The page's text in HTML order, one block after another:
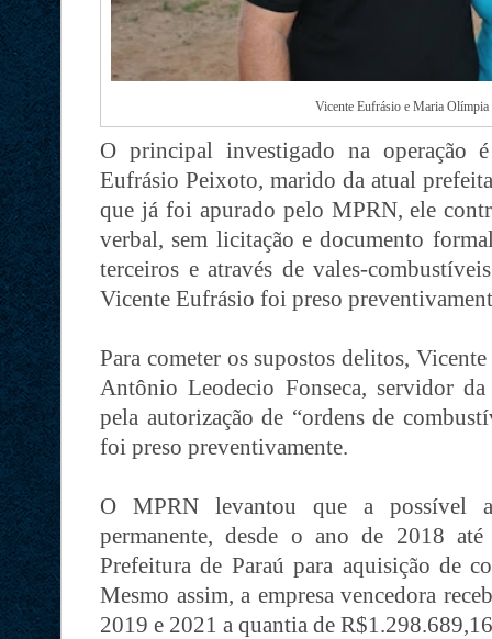
Vicente Eufrásio e Maria Olímpia
O principal investigado na operação
Eufrásio Peixoto, marido da atual
que já foi apurado pelo MPRN, ele
verbal, sem licitação e documento
terceiros e através de vales-
Vicente Eufrásio foi preso
Para cometer os supostos delitos,
Antônio Leodecio Fonseca, servidor
pela autorização de “ordens de
foi preso preventivamente.
O MPRN levantou que a possível
permanente, desde o ano de 2018
Prefeitura de Paraú para aquisição de
Mesmo assim, a empresa vencedora
2019 e 2021 a quantia de